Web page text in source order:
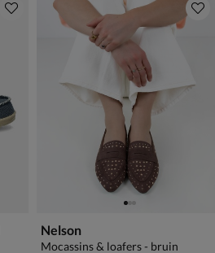
Nelson
Mocassins & loafers - bruin